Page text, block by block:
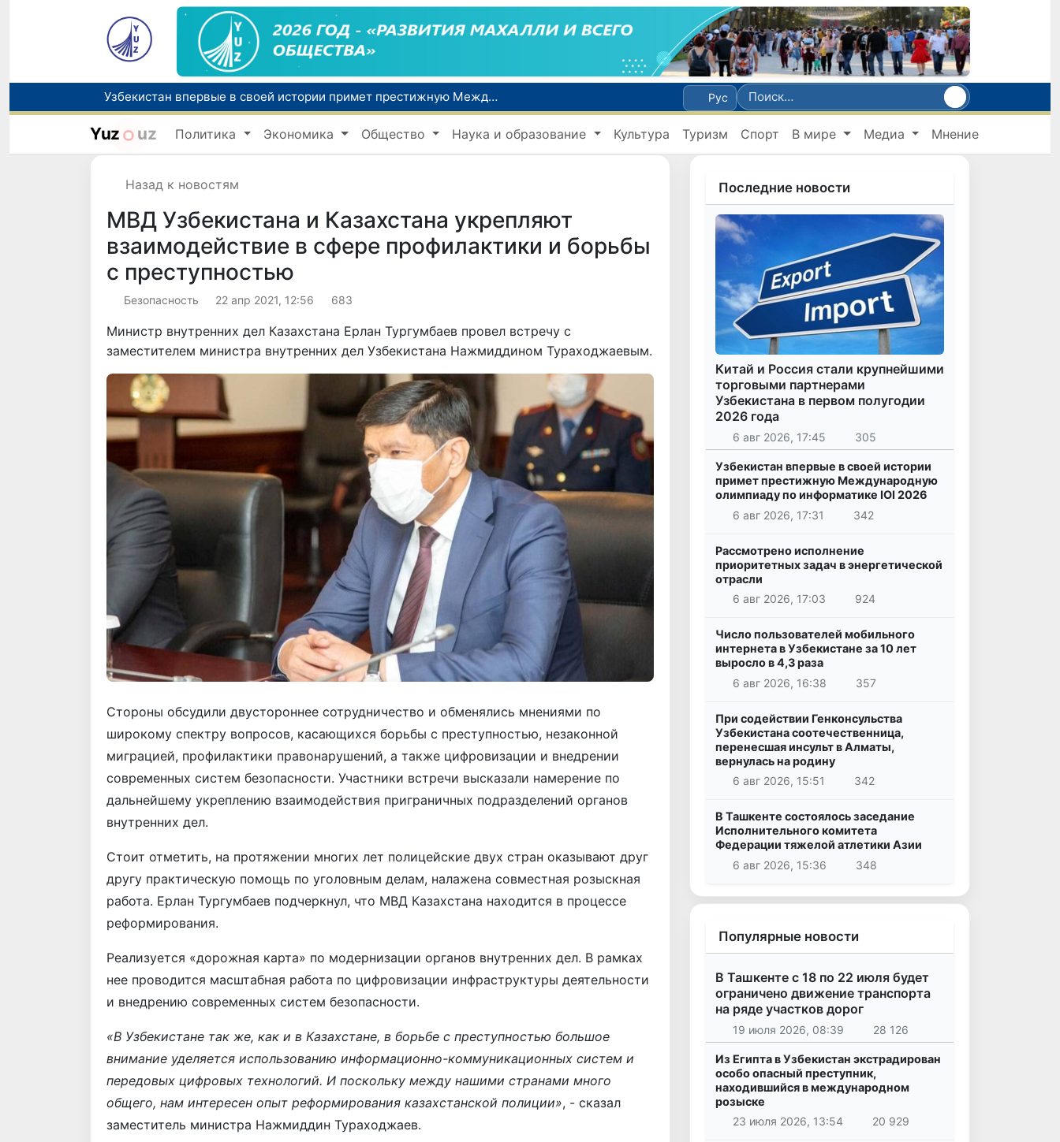
Узбекистан впервые в своей истории примет престижную Международную олимпиаду по информатике IOI 2026
Число пользователей мобильного интернета в Узбекистане за 10 лет выросло в 4,3 раза
При содействии Генконсульства Узбекистана соотечественница, перенесшая инсульт в Алматы, вернулась на родину
Рус
Yuz uz Политика Экономика Общество Наука и образование Культура Туризм Спорт В мире Медиа Мнение
Назад к новостям
МВД Узбекистана и Казахстана укрепляют
взаимодействие в сфере профилактики и борьбы
с преступностью
Безопасность 22 апр 2021, 12:56 683
Министр внутренних дел Казахстана Ерлан Тургумбаев провел встречу с
заместителем министра внутренних дел Узбекистана Нажмиддином Тураходжаевым.
Стороны обсудили двустороннее сотрудничество и обменялись мнениями по
широкому спектру вопросов, касающихся борьбы с преступностью, незаконной
миграцией, профилактики правонарушений, а также цифровизации и внедрении
современных систем безопасности. Участники встречи высказали намерение по
дальнейшему укреплению взаимодействия приграничных подразделений органов
внутренних дел.
Стоит отметить, на протяжении многих лет полицейские двух стран оказывают друг
другу практическую помощь по уголовным делам, налажена совместная розыскная
работа. Ерлан Тургумбаев подчеркнул, что МВД Казахстана находится в процессе
реформирования. ​
Реализуется «дорожная карта» по модернизации органов внутренних дел. В рамках
нее проводится масштабная работа по цифровизации инфраструктуры деятельности
и внедрению современных систем безопасности.
«В Узбекистане так же, как и в Казахстане, в борьбе с преступностью большое
внимание уделяется использованию информационно-коммуникационных систем и
передовых цифровых технологий. И поскольку между нашими странами много
общего, нам интересен опыт реформирования казахстанской полиции», - сказал
заместитель министра Нажмиддин Тураходжаев.
Последние новости
Китай и Россия стали крупнейшими
торговыми партнерами
Узбекистана в первом полугодии
2026 года
6 авг 2026, 17:45 305
Узбекистан впервые в своей истории
примет престижную Международную
олимпиаду по информатике IOI 2026
6 авг 2026, 17:31
342
Рассмотрено исполнение
приоритетных задач в энергетической
отрасли
6 авг 2026, 17:03
924
Число пользователей мобильного
интернета в Узбекистане за 10 лет
выросло в 4,3 раза
6 авг 2026, 16:38
357
При содействии Генконсульства
Узбекистана соотечественница,
перенесшая инсульт в Алматы,
вернулась на родину
6 авг 2026, 15:51
342
В Ташкенте состоялось заседание
Исполнительного комитета
Федерации тяжелой атлетики Азии
6 авг 2026, 15:36
348
Популярные новости
В Ташкенте с 18 по 22 июля будет
ограничено движение транспорта
на ряде участков дорог
19 июля 2026, 08:39 28 126
Из Египта в Узбекистан экстрадирован
особо опасный преступник,
находившийся в международном
розыске
23 июля 2026, 13:54
20 929